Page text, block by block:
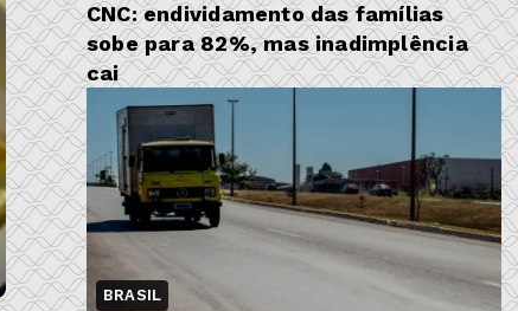
CNC: endividamento das famílias
sobe para 82%, mas inadimplência
cai
BRASIL